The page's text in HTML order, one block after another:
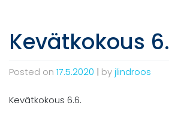
Kevätkokous
Posted on 17.5.2020 | byjlindroos
Kevätkokous 6.6.